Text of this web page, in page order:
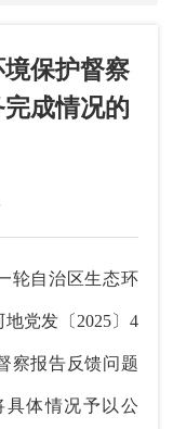
保护督察
成情况的
自治区生态环
党发〔2025〕4
察报告反馈问题
体情况予以公